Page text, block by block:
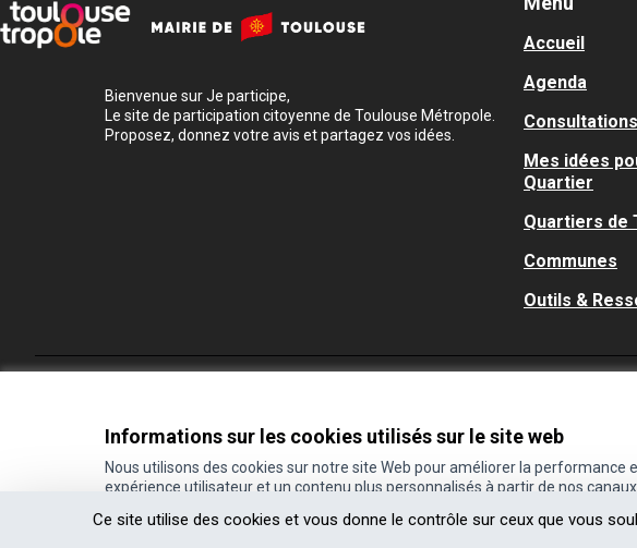
Ce site utilise des cookies et vous donne le contrôle sur ceux que vous
Informations sur les cookies utilisés sur le site web
Nous utilisons des cookies sur notre site Web pour améliorer la
expérience utilisateur et un contenu plus personnalisés à partir de nos
Bienvenue sur Je participe,
Le site de participation citoyenne de Toulouse Métropole.
Proposez, donnez votre avis et partagez vos idées.
Accueil
Agenda
Consultations
Mes idées
Quartier
Quartiers de
Communes
Outils &
(Lien externe)
Site réalisé grâce aulogiciel libre Decidim
(Lien externe)
.